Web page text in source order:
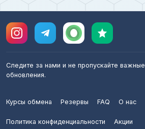
Следите за нами и не пропускайте важные
обновления.
Курсы обмена Резервы FAQ О нас
Политика конфиденциальности Акции